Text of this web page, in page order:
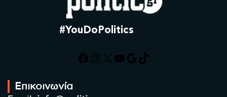
#YouDoPolitics
Facebook
Instagram
X YouTube
Google
TikTok
Επικοινωνία